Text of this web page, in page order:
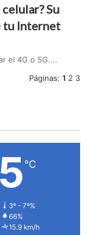
Su
tu Internet
el 4G o 5G....
Páginas: 1 2 3
5 ℃
3º - 7º%
66%
15.9 km/h